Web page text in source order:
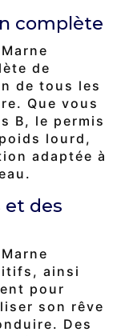
complète
de
de tous les
Que vous
B, le permis
lourd,
adaptée à
des
ainsi
pour
son rêve
Des